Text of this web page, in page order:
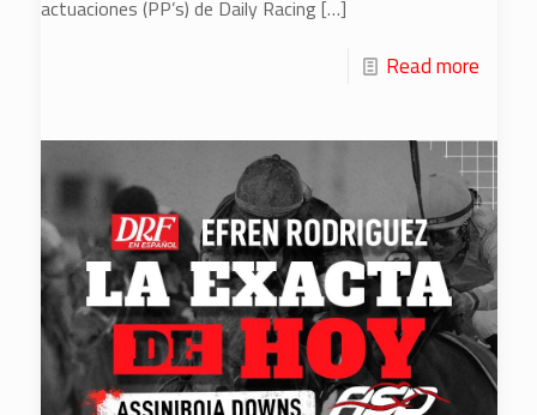
actuaciones (PP’s) de Daily Racing […]
Read more